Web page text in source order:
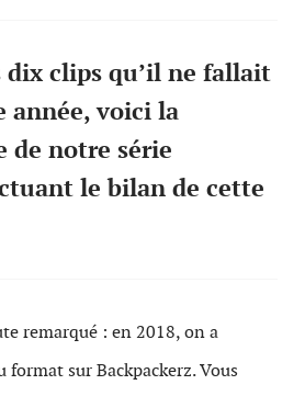
dix clips qu’il ne fallait
année, voici la
de notre série
le bilan de cette
remarqué : en 2018, on a
sur Backpackerz. Vous